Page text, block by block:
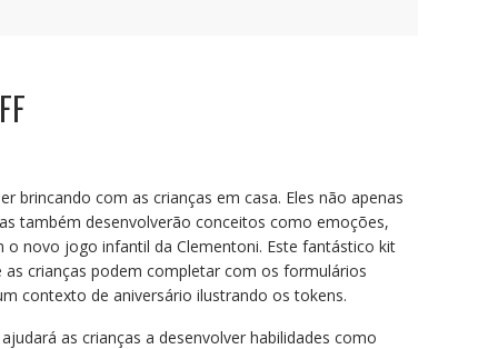
brincando com as crianças em casa. Eles não apenas
também desenvolverão conceitos como emoções,
o novo jogo infantil da Clementoni. Este fantástico kit
crianças podem completar com os formulários
contexto de aniversário ilustrando os tokens.
as crianças a desenvolver habilidades como